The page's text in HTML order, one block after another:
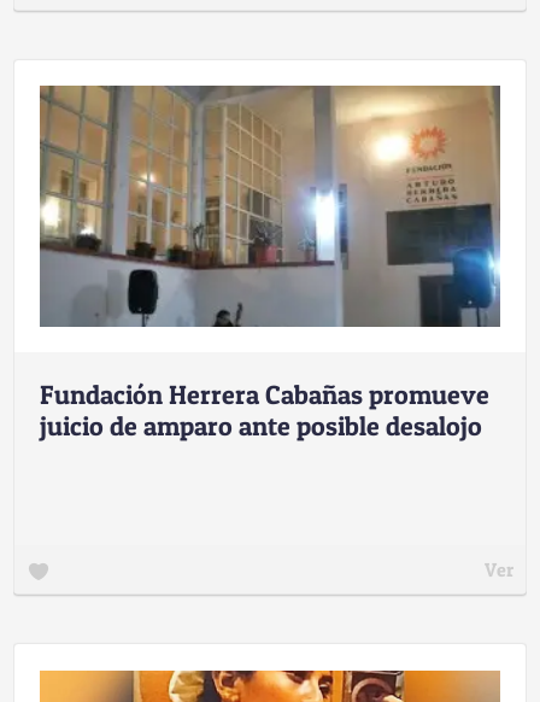
Fundación Herrera Cabañas promueve
juicio de amparo ante posible desalojo
Ver